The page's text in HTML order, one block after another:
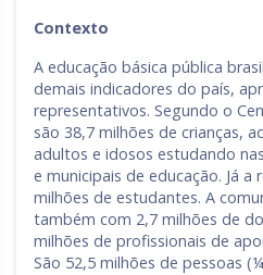
Contexto
A educação básica pública
demais indicadores do país,
representativos. Segundo o
são 38,7 milhões de crianças,
adultos e idosos estudando
e municipais de educação. Já a
milhões de estudantes. A
também com 2,7 milhões de
milhões de profissionais de
São 52,5 milhões de pessoas